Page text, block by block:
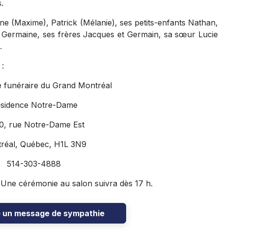
(Maxime), Patrick (Mélanie), ses petits-enfants Nathan,
ses frères Jacques et Germain, sa sœur Lucie
funéraire du Grand Montréal
Notre-Dame
rue Notre-Dame Est
Québec, H1L 3N9
514-303-4888
cérémonie au salon suivra dès 17 h.
un message de sympathie